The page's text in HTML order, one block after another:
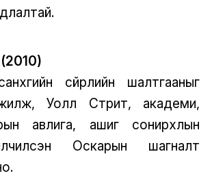
сүйрлийн шалтгааныг
Уолл Стрит, академи,
авлига, ашиг сонирхлын
Оскарын шагналт